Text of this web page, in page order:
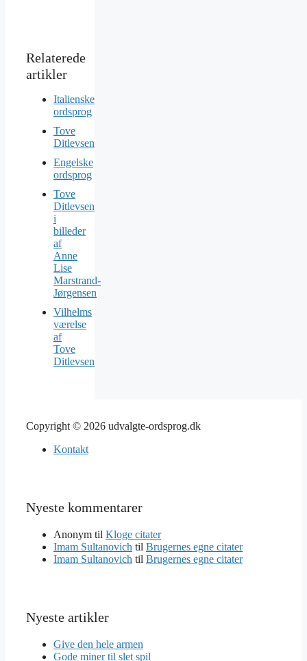
Italienske
ordsprog
Tove
Ditlevsen
Engelske
ordsprog
Tove
Ditlevsen
i
billeder
af
Anne
Lise
Marstrand-
Jørgensen
Vilhelms
værelse
af
Tove
Ditlevsen
Copyright © 2026 udvalgte-ordsprog.dk
Kontakt
Nyeste kommentarer
Anonym til Kloge citater
Imam Sultanovich til Brugernes egne citater
Imam Sultanovich til Brugernes egne citater
Nyeste artikler
Give den hele armen
Gode miner til slet spil